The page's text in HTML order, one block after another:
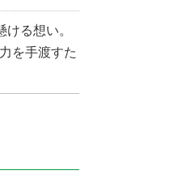
る想い。
を手渡すた